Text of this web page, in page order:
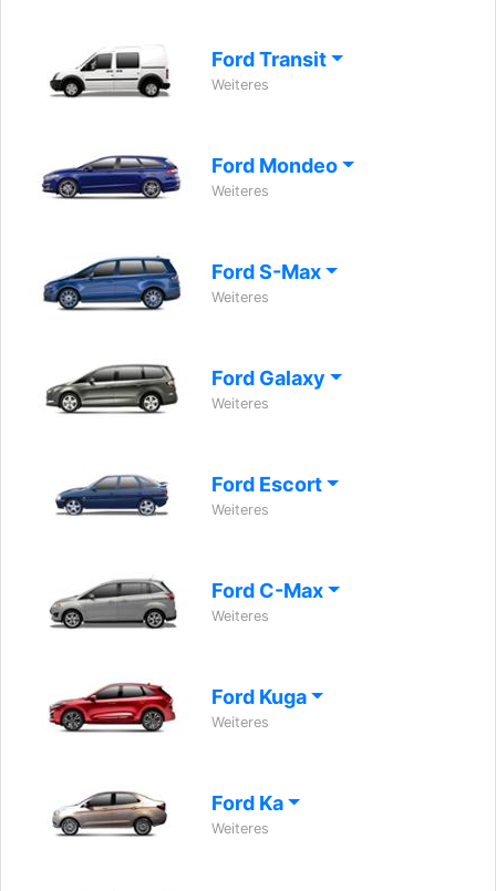
Ford Transit
Weiteres
Ford Mondeo
Weiteres
Ford S-Max
Weiteres
Ford Galaxy
Weiteres
Ford Escort
Weiteres
Ford C-Max
Weiteres
Ford Kuga
Weiteres
Ford Ka
Weiteres